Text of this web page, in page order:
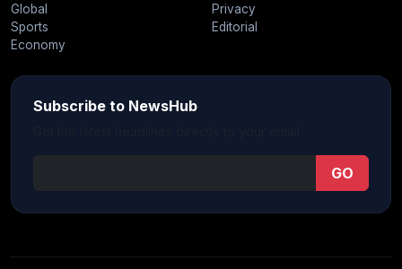
Global
Sports
Economy
Privacy
Editorial
Subscribe to NewsHub
GO